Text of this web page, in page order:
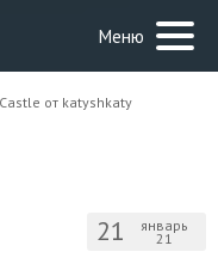
Меню
от katyshkaty
21 январь
21